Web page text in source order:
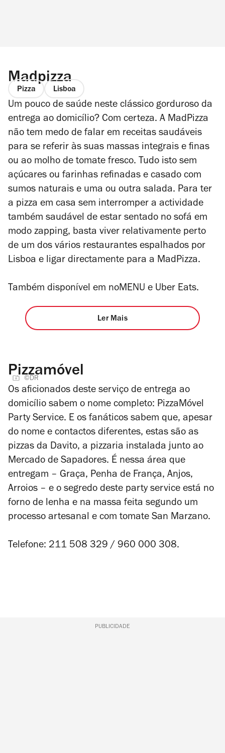
Madpizza
Pizza Lisboa
Um pouco de saúde neste clássico gorduroso da
entrega ao domicílio? Com certeza. A MadPizza
não tem medo de falar em receitas saudáveis
para se referir às suas massas integrais e finas
ou ao molho de tomate fresco. Tudo isto sem
açúcares ou farinhas refinadas e casado com
sumos naturais e uma ou outra salada. Para ter
a pizza em casa sem interromper a actividade
também saudável de estar sentado no sofá em
modo zapping, basta viver relativamente perto
de um dos vários restaurantes espalhados por
Lisboa e ligar directamente para a MadPizza.
Também disponível em noMENU e Uber Eats.
Ler Mais
Pizzamóvel
©DR
Os aficionados deste serviço de entrega ao
domicílio sabem o nome completo: PizzaMóvel
Party Service. E os fanáticos sabem que, apesar
do nome e contactos diferentes, estas são as
pizzas da Davito, a pizzaria instalada junto ao
Mercado de Sapadores. É nessa área que
entregam – Graça, Penha de França, Anjos,
Arroios – e o segredo deste party service está no
forno de lenha e na massa feita segundo um
processo artesanal e com tomate San Marzano.
Telefone: 211 508 329 / 960 000 308.
PUBLICIDADE